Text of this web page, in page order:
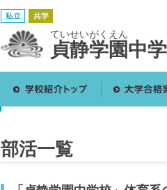
ていせいがくえん
貞静学園中
部活一覧